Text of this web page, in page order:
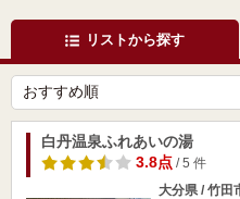
リストから探す
白丹温泉ふれあいの湯
3.8点/ 5 件
大分県 / 竹田